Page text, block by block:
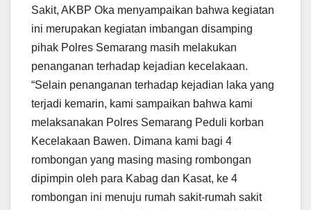
Sakit, AKBP Oka menyampaikan bahwa kegiatan
ini merupakan kegiatan imbangan disamping
pihak Polres Semarang masih melakukan
penanganan terhadap kejadian kecelakaan.
“Selain penanganan terhadap kejadian laka yang
terjadi kemarin, kami sampaikan bahwa kami
melaksanakan Polres Semarang Peduli korban
Kecelakaan Bawen. Dimana kami bagi 4
rombongan yang masing masing rombongan
dipimpin oleh para Kabag dan Kasat, ke 4
rombongan ini menuju rumah sakit-rumah sakit